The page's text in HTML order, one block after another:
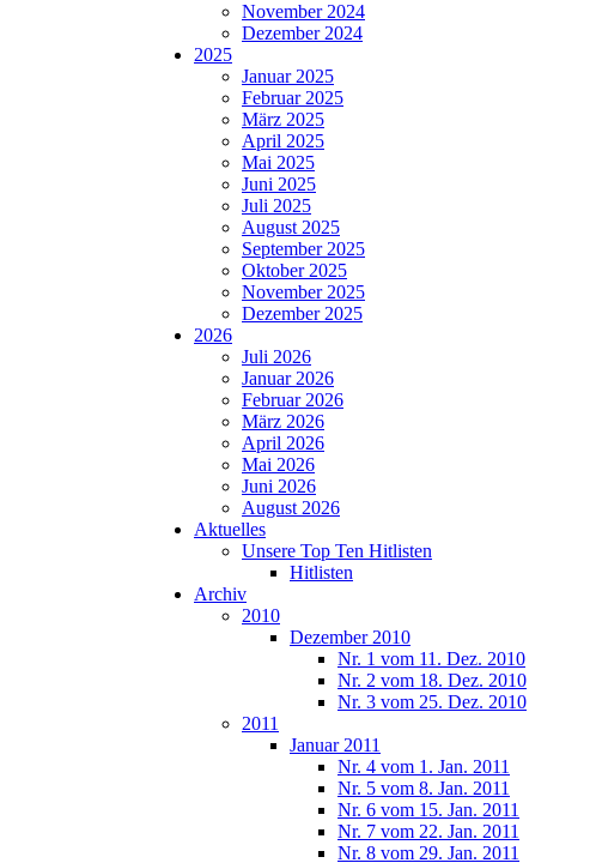
November 2024
Dezember 2024
2025
Januar 2025
Februar 2025
März 2025
April 2025
Mai 2025
Juni 2025
Juli 2025
August 2025
September 2025
Oktober 2025
November 2025
Dezember 2025
2026
Juli 2026
Januar 2026
Februar 2026
März 2026
April 2026
Mai 2026
Juni 2026
August 2026
Aktuelles
Unsere Top Ten Hitlisten
Hitlisten
Archiv
2010
Dezember 2010
Nr. 1 vom 11. Dez. 2010
Nr. 2 vom 18. Dez. 2010
Nr. 3 vom 25. Dez. 2010
2011
Januar 2011
Nr. 4 vom 1. Jan. 2011
Nr. 5 vom 8. Jan. 2011
Nr. 6 vom 15. Jan. 2011
Nr. 7 vom 22. Jan. 2011
Nr. 8 vom 29. Jan. 2011